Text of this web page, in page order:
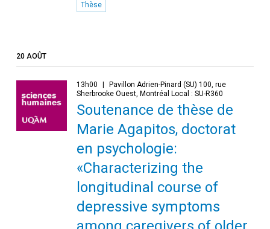
Thèse
20 AOÛT
13h00
Pavillon Adrien-Pinard (SU) 100, rue
Sherbrooke Ouest, Montréal Local : SU-R360
Soutenance de thèse de
Marie Agapitos, doctorat
en psychologie:
«Characterizing the
longitudinal course of
depressive symptoms